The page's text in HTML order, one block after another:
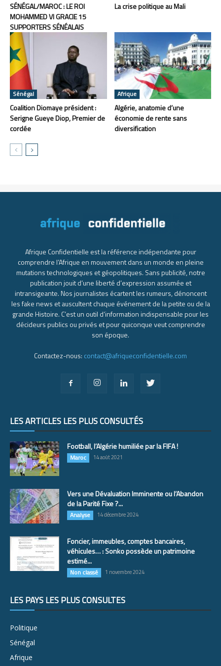
SÉNÉGAL/MAROC : LE ROI
MOHAMMED VI GRACIE 15
SUPPORTERS SÉNÉALAIS
La crise politique au Mali
Sénégal
Coalition Diomaye président :
Serigne Gueye Diop, Premier de
cordée
Afrique
Algérie, anatomie d’une
économie de rente sans
diversification
Afrique Confidentielle est la référence indépendante pour
comprendre l’Afrique en mouvement dans un monde en pleine
mutations technologiques et géopolitiques. Sans publicité, notre
publication jouit d’une liberté d’expression assumée et
intransigeante. Nos journalistes écartent les rumeurs, dénoncent
les fake news et auscultent chaque événement de la petite ou de la
grande Histoire. C’est un outil d’information indispensable pour les
décideurs publics ou privés et pour quiconque veut comprendre
son époque.
Contactez-nous: contact@afriqueconfidentielle.com
LES ARTICLES LES PLUS CONSULTÉS
Football, l’Algérie humiliée par la FIFA !
Maroc 14 août 2021
Vers une Dévaluation Imminente ou l’Abandon
de la Parité Fixe ?...
Analyse 14 décembre 2024
Foncier, immeubles, comptes bancaires,
véhicules… : Sonko possède un patrimoine
estimé...
Non classé 1 novembre 2024
LES PAYS LES PLUS CONSULTÉS
Politique
Sénégal
Afrique